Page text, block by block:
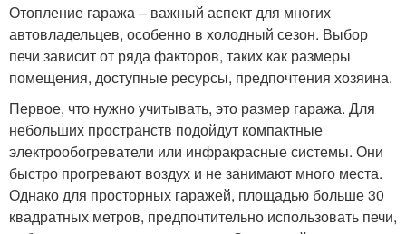
Отопление гаража – важный аспект для многих
автовладельцев, особенно в холодный сезон. Выбор
печи зависит от ряда факторов, таких как размеры
помещения, доступные ресурсы, предпочтения хозяина.
Первое, что нужно учитывать, это размер гаража. Для
небольших пространств подойдут компактные
электрообогреватели или инфракрасные системы. Они
быстро прогревают воздух и не занимают много места.
Однако для просторных гаражей, площадью больше 30
квадратных метров, предпочтительно использовать печи,